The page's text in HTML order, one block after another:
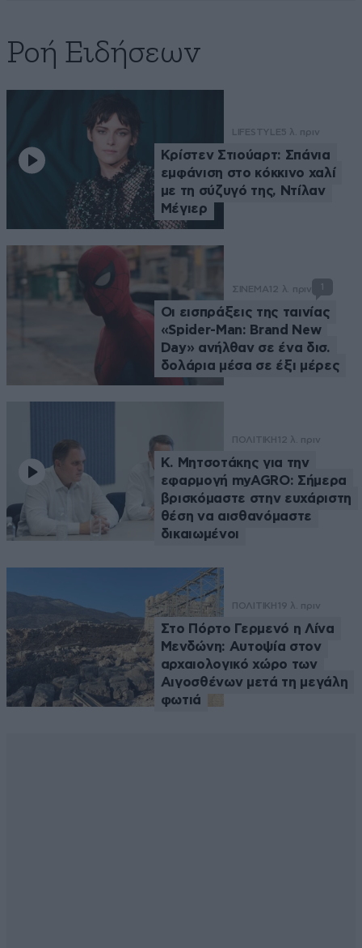
Ροή Ειδήσεων
LIFESTYLE5 λ. πριν
Κρίστεν Στιούαρτ: Σπάνια
εμφάνιση στο κόκκινο χαλί
με τη σύζυγό της, Ντίλαν
Μέγιερ
ΣΙΝΕΜΑ 12 λ. πριν
Οι εισπράξεις της ταινίας
«Spider-Man: Brand New
Day» ανήλθαν σε ένα δισ.
δολάρια μέσα σε έξι μέρες
ΠΟΛΙΤΙΚΗ 12 λ. πριν
Κ. Μητσοτάκης για την
εφαρμογή myAGRO: Σήμερα
βρισκόμαστε στην ευχάριστη
θέση να αισθανόμαστε
δικαιωμένοι
ΠΟΛΙΤΙΚΗ 19 λ. πριν
Στο Πόρτο Γερμενό η Λίνα
Μενδώνη: Αυτοψία στον
αρχαιολογικό χώρο των
Αιγοσθένων μετά τη μεγάλη
φωτιά